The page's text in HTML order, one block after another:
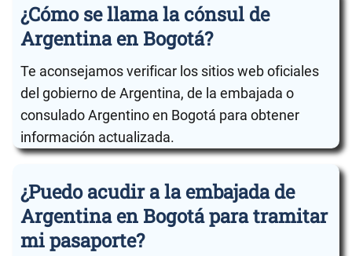
¿Cómo se llama la cónsul de
Argentina en Bogotá?
Te aconsejamos verificar los sitios web oficiales
del gobierno de Argentina, de la embajada o
consulado Argentino en Bogotá para obtener
información actualizada.
¿Puedo acudir a la embajada de
Argentina en Bogotá para tramitar
mi pasaporte?